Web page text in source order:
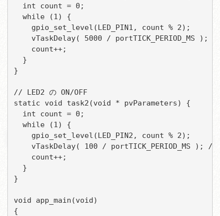
  int count = 0;
  while (1) {
    gpio_set_level(LED_PIN1, count % 2);
vTaskDelay( 5000 / portTICK_PERIOD_MS ); //
    count++;
  }
}
// LED2 の ON/OFF
static void task2(void * pvParameters) {
  int count = 0;
  while (1) {
    gpio_set_level(LED_PIN2, count % 2);
vTaskDelay( 100 / portTICK_PERIOD_MS ); //
    count++;
  }
}
void app_main(void)
{